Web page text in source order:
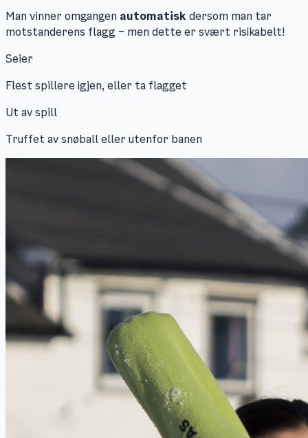
Man vinner omgangen automatisk dersom man tar
motstanderens flagg – men dette er svært risikabelt!
Seier
Flest spillere igjen, eller ta flagget
Ut av spill
Truffet av snøball eller utenfor banen